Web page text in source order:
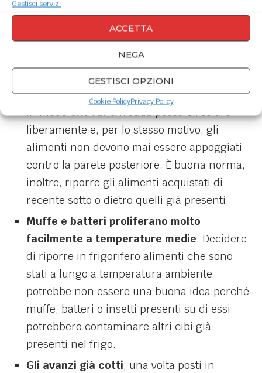
Gestisci servizi
ACCETTA
NEGA
GESTISCI OPZIONI
Cookie PolicyPrivacy Policy
e ripiani uno spray fai-da-te realizzato
tutto con una spugna, risciacquate con un
panno umido ed asciugate con uno
Il frigo non deve essere mai troppo pieno,
in modo che l’aria fredda possa circolare
liberamente e, per lo stesso motivo, gli
alimenti non devono mai essere appoggiati
contro la parete posteriore. È buona norma,
inoltre, riporre gli alimenti acquistati di
recente sotto o dietro quelli già presenti.
Muffe e batteri proliferano molto
facilmente a temperature medie. Decidere
di riporre in frigorifero alimenti che sono
stati a lungo a temperatura ambiente
potrebbe non essere una buona idea perché
muffe, batteri o insetti presenti su di essi
potrebbero contaminare altri cibi già
presenti nel frigo.
Gli avanzi già cotti, una volta posti in